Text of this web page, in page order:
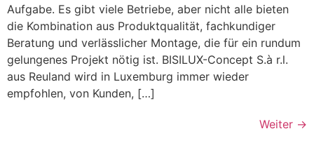
Aufgabe. Es gibt viele Betriebe, aber nicht alle bieten
die Kombination aus Produktqualität, fachkundiger
Beratung und verlässlicher Montage, die für ein rundum
gelungenes Projekt nötig ist. BISILUX-Concept S.à r.l.
aus Reuland wird in Luxemburg immer wieder
empfohlen, von Kunden, […]
Weiter →